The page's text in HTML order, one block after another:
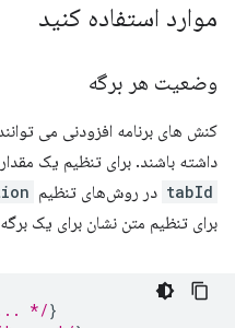
موارد استفاده کنید
وضعیت هر برگه
کنش های برنامه افزودنی می
داشته باشند. برای تنظیم یک
tabId در روش‌های تنظیم
برای تنظیم متن نشان برای یک
*/}